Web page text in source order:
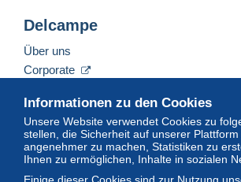
Informationen zu den Cookies
Unsere Website verwendet Cookies zu
stellen, die Sicherheit auf unserer
angenehmer zu machen, Statistiken zu
Ihnen zu ermöglichen, Inhalte in sozialen
Delcampe
Über uns
Corporate
Nehmen Sie Kontakt mit uns auf